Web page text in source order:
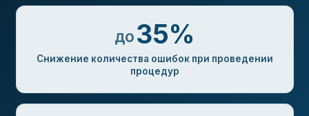
до35%
Снижение количества ошибок при проведении
процедур